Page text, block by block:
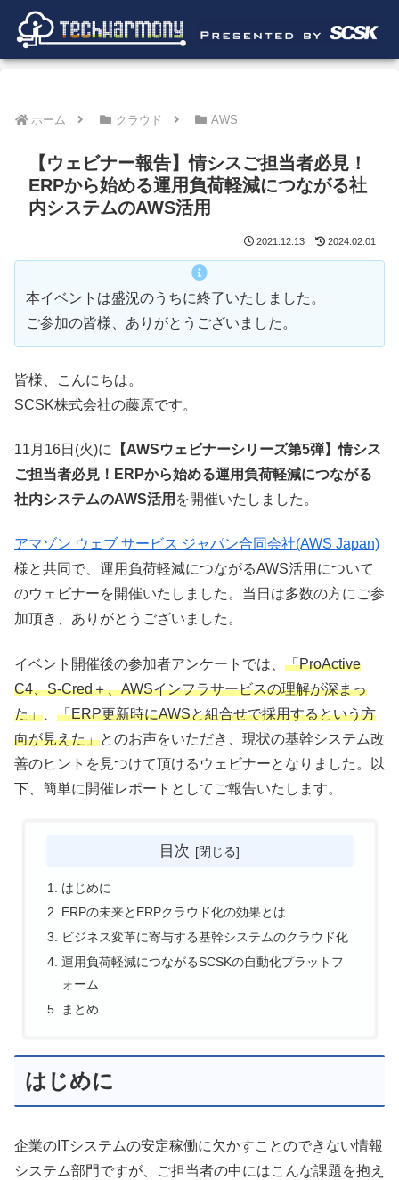
ホーム クラウド AWS
【ウェビナー報告】情シスご担当者必見！
ERPから始める運用負荷軽減につながる社
内システムのAWS活用
2021.12.13 2024.02.01
本イベントは盛況のうちに終了いたしました。
ご参加の皆様、ありがとうございました。
皆様、こんにちは。
SCSK株式会社の藤原です。
11月16日(火)に
【AWSウェビナーシリーズ第5弾】情シス
ご担当者必見！ERPから始める運用負荷軽減につながる
社内システムのAWS活用 を開催いたしました。
アマゾン ウェブ サービス ジャパン合同会社(AWS Japan)
様と共同で、運用負荷軽減につながるAWS活用について
のウェビナーを開催いたしました。当日は多数の方にご参
加頂き、ありがとうございました。
イベント開催後の参加者アンケートでは、 「ProActive
C4、S-Cred＋、AWSインフラサービスの理解が深まっ
た」
「ERP更新時にAWSと組合せで採用するという方
向が見えた」とのお声をいただき、現状の基幹システム改
善のヒントを見つけて頂けるウェビナーとなりました。以
下、簡単に開催レポートとしてご報告いたします。
目次
はじめに
ERPの未来とERPクラウド化の効果とは
ビジネス変革に寄与する基幹システムのクラウド化
運用負荷軽減につながるSCSKの自動化プラットフ
ォーム
まとめ
はじめに
企業のITシステムの安定稼働に欠かすことのできない情報
システム部門ですが、ご担当者の中にはこんな課題を抱え